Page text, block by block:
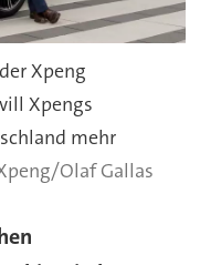
Xpeng
Xpengs
mehr
Olaf Gallas